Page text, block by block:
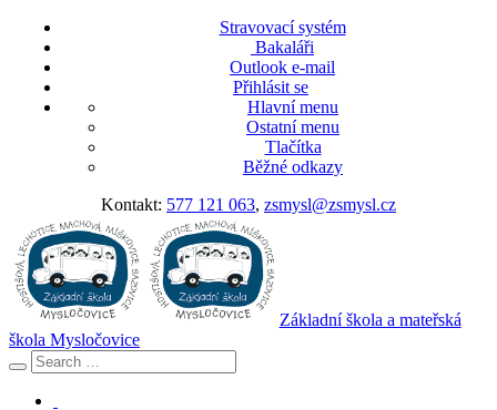
Stravovací systém
Bakaláři
Outlook e-mail
Přihlásit se
Hlavní menu
Ostatní menu
Tlačítka
Běžné odkazy
Kontakt: 577 121 063, zsmysl@zsmysl.cz
Základní škola a mateřská
škola Mysločovice